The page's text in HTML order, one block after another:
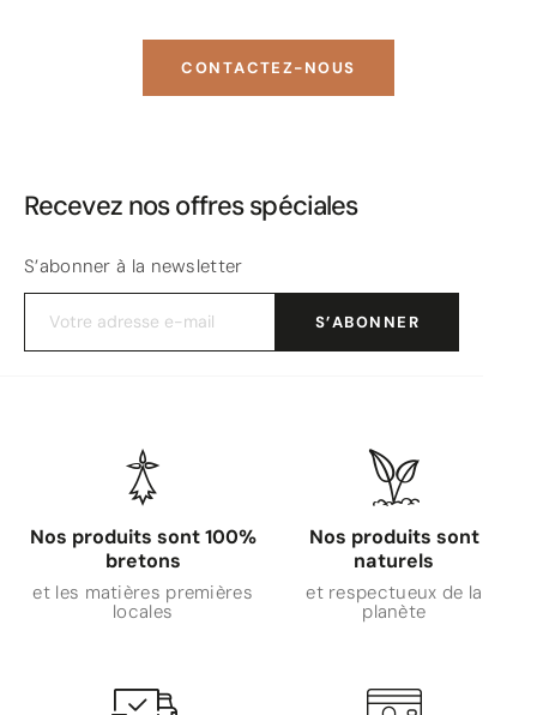
CONTACTEZ-NOUS
Recevez nos offres spéciales
S’abonner à la newsletter
Nos produits sont 100%
bretons
et les matières premières
locales
Nos produits sont
naturels
et respectueux de la
planète